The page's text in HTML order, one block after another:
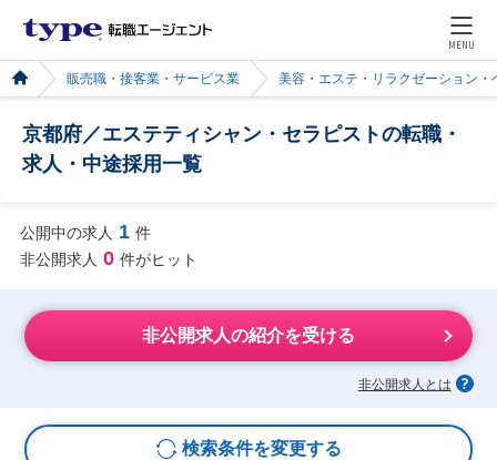
MENU
販売職・接客業・サービス業 美容・エステ・リラクゼーション・
京都府／エステティシャン・セラピストの転職・
求人・中途採用一覧
公開中の求人 1 件
非公開求人 0 件がヒット
非公開求人の紹介を受ける
非公開求人とは
検索条件を変更する